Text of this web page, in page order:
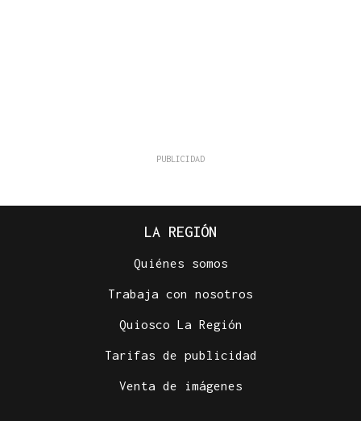
LA REGIÓN
Quiénes somos
Trabaja con nosotros
Quiosco La Región
Tarifas de publicidad
Venta de imágenes